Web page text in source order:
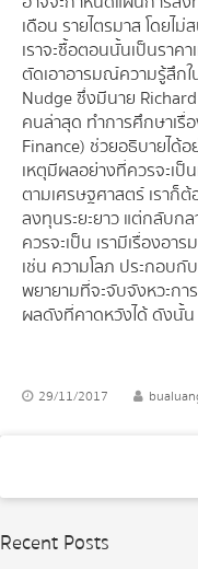
เดือน รายไตรมาส โดยไ
เราจะซื้อตอนนั้นเป็นราคา
ตัดเอาอารมณ์ความรู้สึก
Nudge ซึ่งมีนาย
คนล่าสุด ทำการศึกษาเรื่
Finance) ช่วยอธิบายได้
เหตุมีผลอย่างที่ควรจะเป็
ตามเศรษฐศาสตร์ เราก็
ลงทุนระยะยาว แต่กลับกล
ควรจะเป็น เรามีเรื่องอา
เช่น ความโลภ ประกอบกั
พยายามที่จะจับจังหวะกา
ผลดังที่คาดหวังได้ ดังนั้
29/11/2017
Recent Posts